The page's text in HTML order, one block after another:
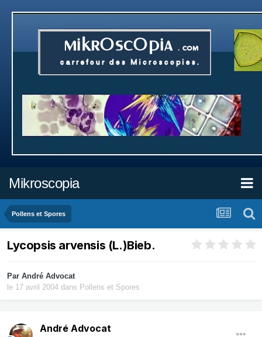
Mikroscopia
Pollens et Spores
Lycopsis arvensis (L.)Bieb.
Par André Advocat
le 17 avril 2004 dans Pollens et Spores
André Advocat